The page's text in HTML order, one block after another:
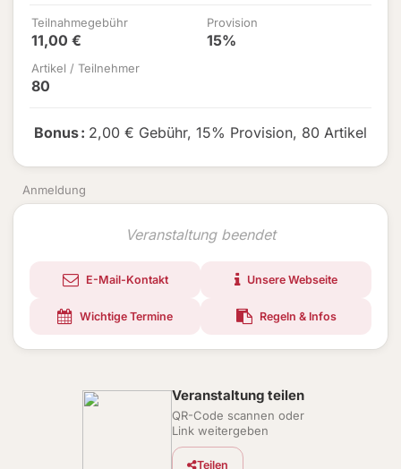
Anmeldung
Teilnahmegebühr
11,00 €
Provision
15%
Artikel / Teilnehmer
80
Bonus: 2,00 € Gebühr, 15% Provision, 80 Artikel
Veranstaltung beendet
E-Mail-Kontakt Unsere Webseite
Wichtige Termine Regeln & Infos
Veranstaltung teilen
QR-Code scannen oder
Link weitergeben
Teilen